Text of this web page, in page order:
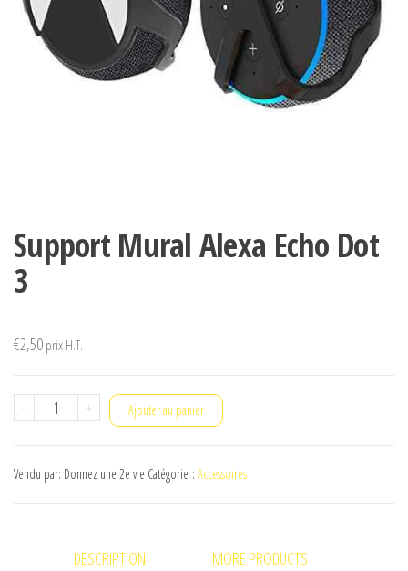
Support Mural Alexa Echo Dot
3
€2,50 prix H.T.
-
quantité
Mural
+ Ajouter au panier
Vendu par: Donnez une 2e vie Catégorie : Accessoires
DESCRIPTION MORE PRODUCTS